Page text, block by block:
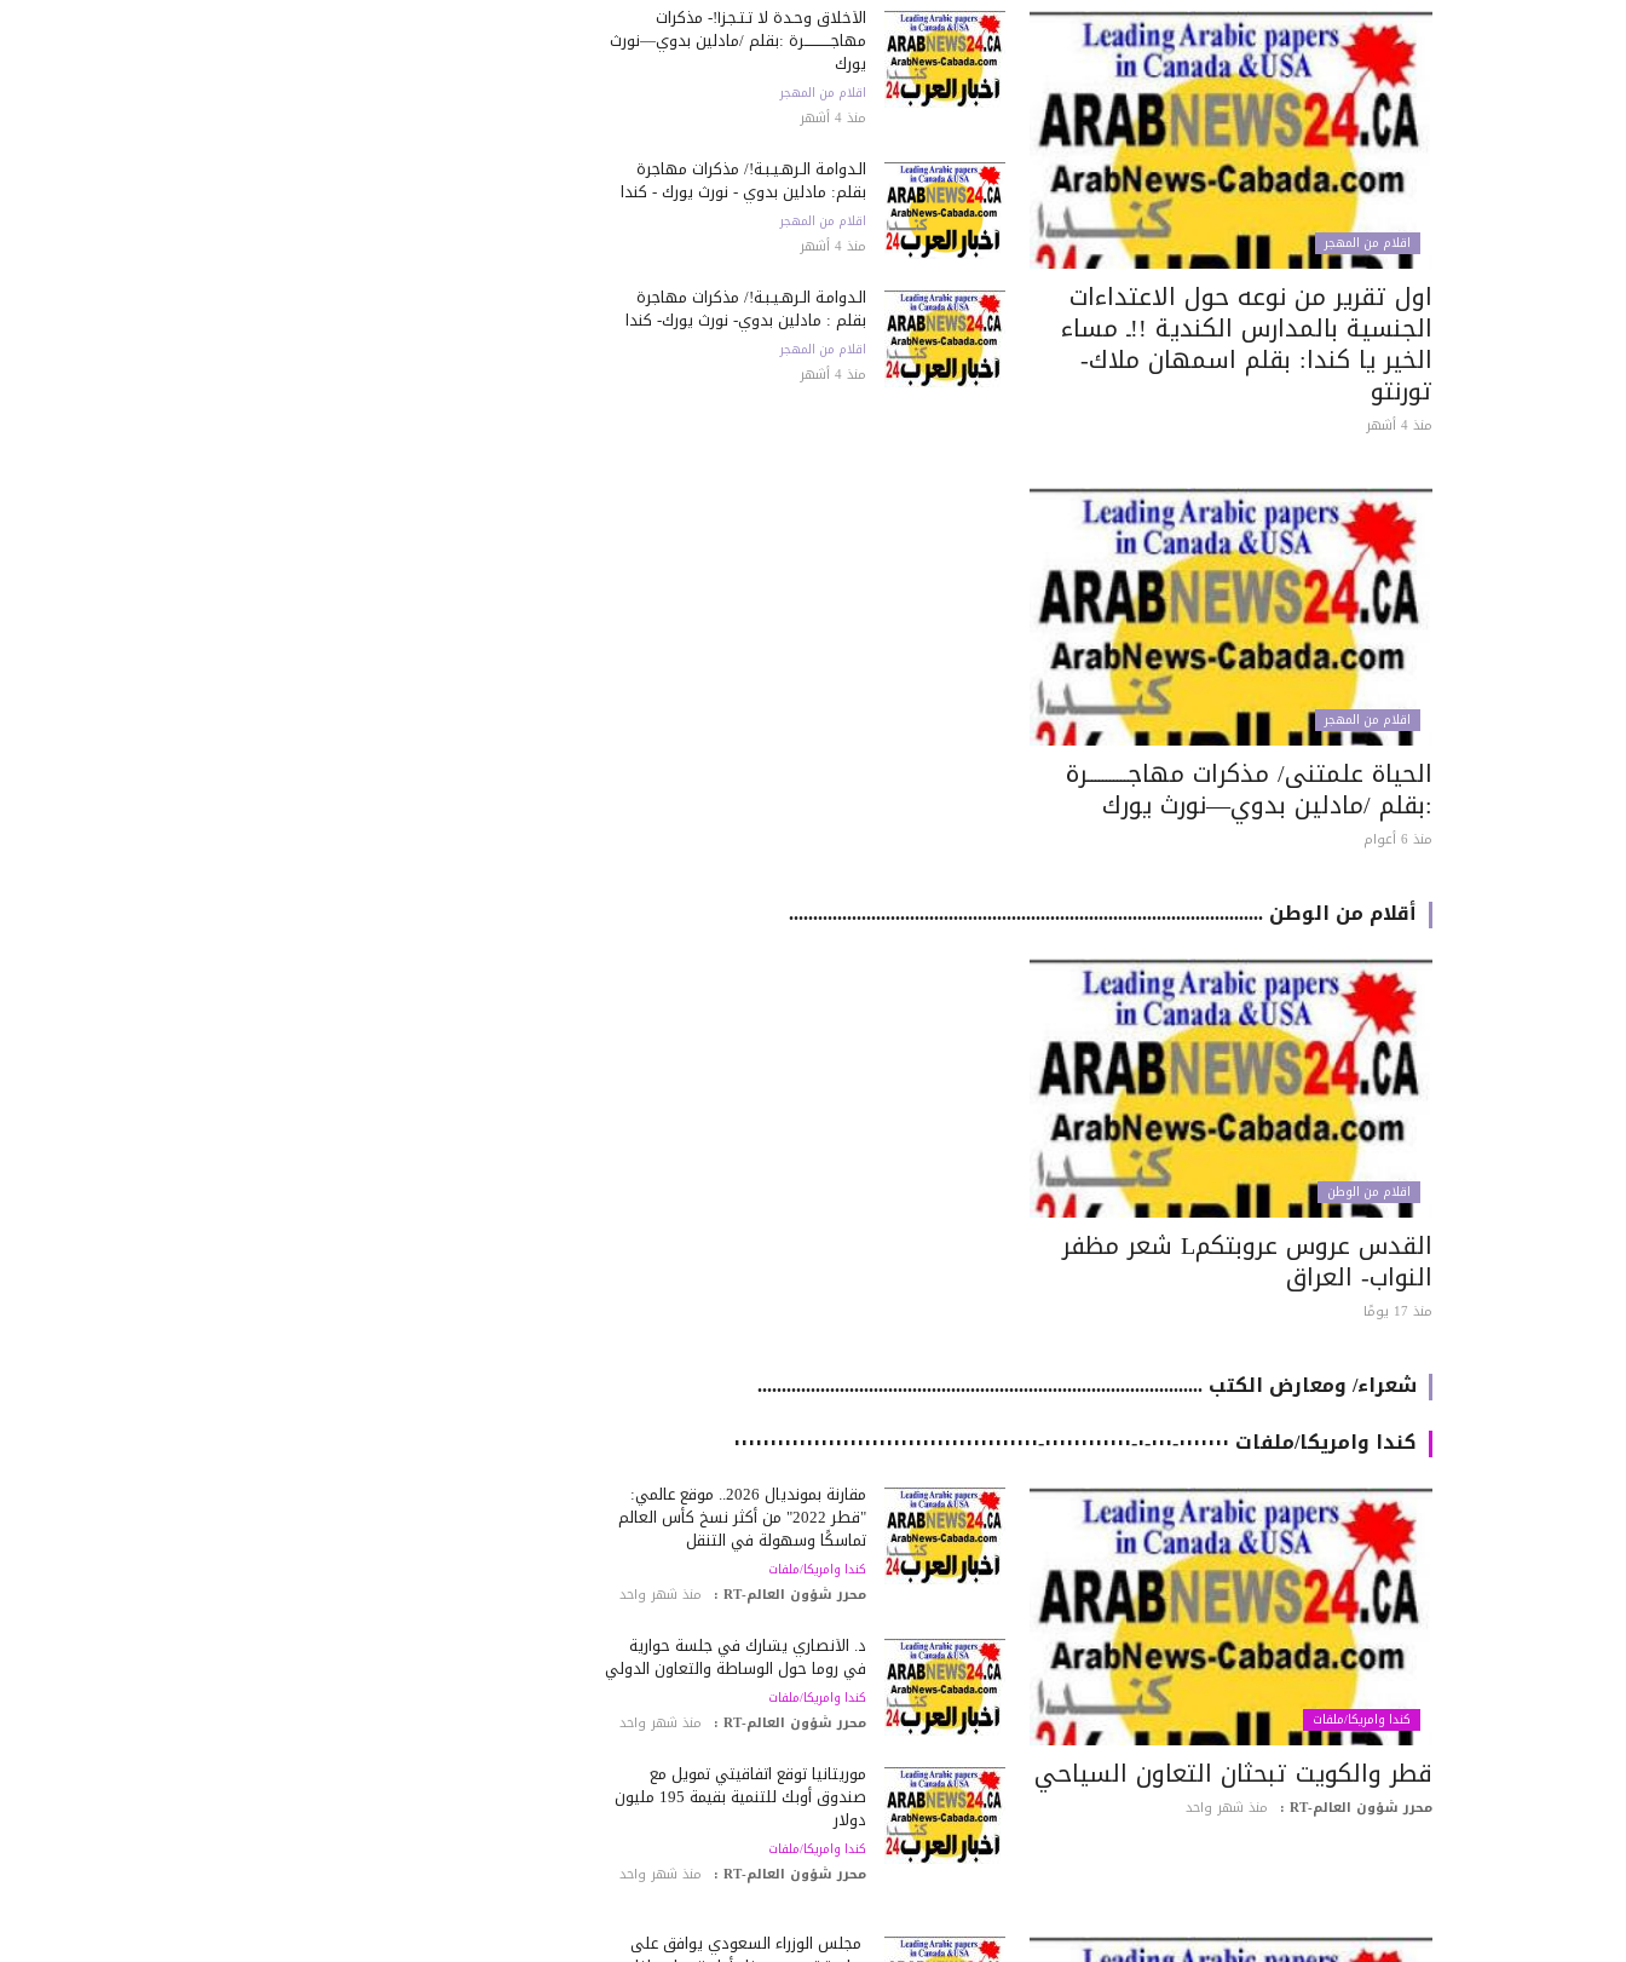
اقلام من المهجر
اول تقرير من نوعه حول الاعتداءات
الجنسية بالمدارس الكندية !!ـ مساء
الخير يا كندا: بقلم اسمهان ملاك-
تورنتو
منذ 4 أشهر
الأخلاق وحـدة لا تـتـجـزأ!- مذكرات
مهاجـــــــــــرة :بقلم /مادلين بدوي—نورث
يورك
اقلام من المهجر
منذ 4 أشهر
الـدوامـة الـرهـيـبـة!/ مذكرات مهاجرة
بقلم: مادلين بدوي - نورث يورك - كندا
اقلام من المهجر
منذ 4 أشهر
الـدوامـة الـرهـيـبـة!/ مذكرات مهاجرة
بقلم : مادلين بدوي- نورث يورك- كندا
اقلام من المهجر
منذ 4 أشهر
اقلام من المهجر
الحياة علمتنى/ مذكرات مهاجـــــــــــرة
:بقلم /مادلين بدوي—نورث يورك
منذ 6 أعوام
أقلام من الوطن ..................................................................................................
اقلام من الوطن
القدس عروس عروبتكمL شعر مظفر
النواب- العراق
منذ 17 يومًا
شعراء/ ومعارض الكتب ............................................................................................
كندا وامريكا/ملفات ٠٠٠٠٠٠٠-٠٠٠-٠-٠٠٠٠٠٠٠٠٠٠٠٠-٠٠٠٠٠٠٠٠٠٠٠٠٠٠٠٠٠٠٠٠٠٠٠٠٠٠٠٠٠٠٠٠٠٠٠٠٠٠٠٠٠٠
كندا وامريكا/ملفات
قطر والكويت تبحثان التعاون السياحي
محرر شؤون العالم-RT : منذ شهر واحد
مقارنة بمونديال 2026.. موقع عالمي:
"قطر 2022" من أكثر نسخ كأس العالم
تماسكًا وسهولة في التنقل
كندا وامريكا/ملفات
محرر شؤون العالم-RT : منذ شهر واحد
د. الأنصاري يشارك في جلسة حوارية
في روما حول الوساطة والتعاون الدولي
كندا وامريكا/ملفات
محرر شؤون العالم-RT : منذ شهر واحد
موريتانيا توقع اتفاقيتي تمويل مع
صندوق أوبك للتنمية بقيمة 195 مليون
دولار
كندا وامريكا/ملفات
محرر شؤون العالم-RT : منذ شهر واحد
مجلس الوزراء السعودي يوافق على